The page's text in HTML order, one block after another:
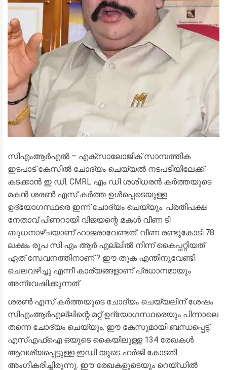
സിഎംആർഎൽ – എക്സാലോജിക് സാമ്പത്തിക
ഇടപാട് കേസിൽ ചോദ്യം ചെയ്യൽ നടപടിയിലേക്ക്
കടക്കാൻ ഇ ഡി. CMRL എം ഡി ശശിധരൻ കർത്തയുടെ
മകൻ ശരൺ എസ് കർത്ത ഉൾപ്പെടെയുള്ള
ഉദ്യോഗസ്ഥരെ ഇന്ന് ചോദ്യം ചെയ്യും. പ്രതിപക്ഷ
നേതാവ് പിണറായി വിജയന്റെ മകൾ വീണ ടി
ബുധനാഴ്ചയാണ് ഹാജരാവേണ്ടത്. വീണ രണ്ടുകോടി 78
ലക്ഷം രൂപ സി എം ആർ എല്ലിൽ നിന്ന് കൈപ്പറ്റിയത്
ഏത് സേവനത്തിനാണ് ? ഈ തുക എന്തിനുവേണ്ടി
ചെലവഴിച്ചു എന്നീ കാര്യങ്ങളാണ് പ്രധാനമായും
അന്വേഷിക്കുന്നത്.
ശരൺ എസ് കർത്തയുടെ ചോദ്യം ചെയ്യലിന് ശേഷം
സിഎംആർഎല്ലിന്റെ മറ്റ് ഉദ്യോഗസ്ഥരെയും പിന്നാലെ
തന്നെ ചോദ്യം ചെയ്യും. ഈ കേസുമായി ബന്ധപ്പെട്ട്
എസ്എഫ്ഐ ഒയുടെ കൈയിലുള്ള 134 രേഖകൾ
ആവശ്യപ്പെട്ടുള്ള ഇഡി യുടെ ഹർജി കോടതി
അംഗീകരിച്ചിരുന്നു. ഈ രേഖകളുടെയും റെയ്ഡിൽ